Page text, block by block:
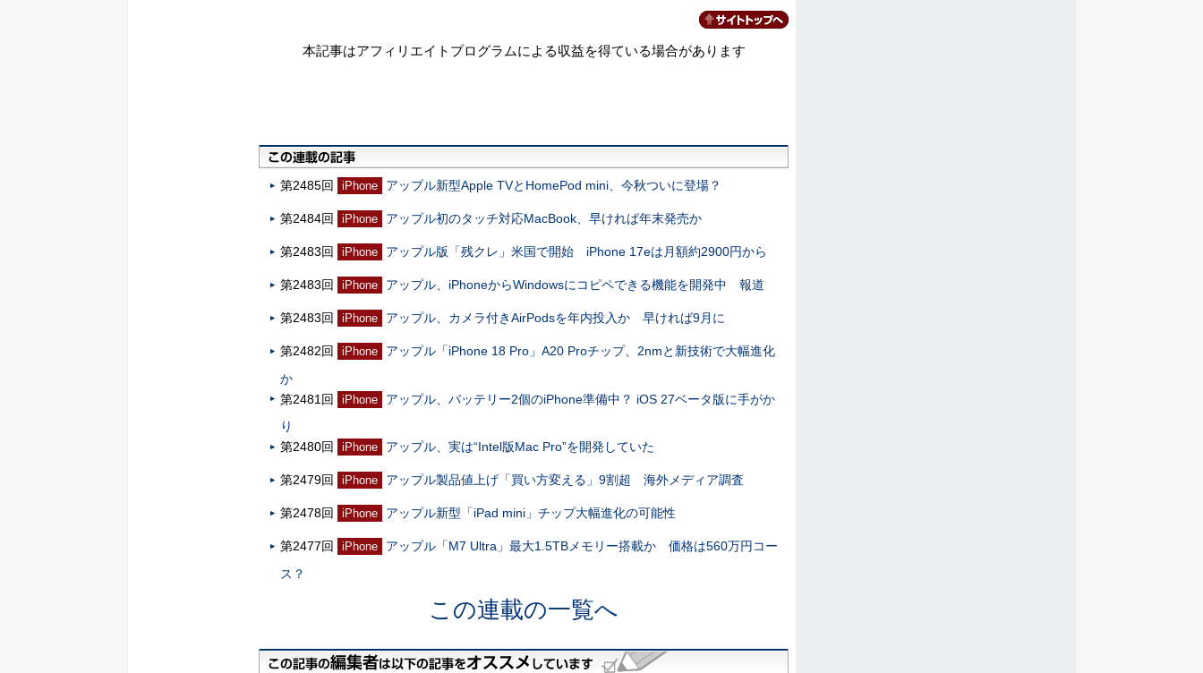
本記事はアフィリエイトプログラムによる収益を得ている場合があります
第2485回 iPhone アップル新型Apple TVとHomePod mini、今秋ついに登場？
第2484回 iPhone アップル初のタッチ対応MacBook、早ければ年末発売か
第2483回 iPhone アップル版「残クレ」米国で開始 iPhone 17eは月額約2900円から
第2483回 iPhone アップル、iPhoneからWindowsにコピペできる機能を開発中 報道
第2483回 iPhone アップル、カメラ付きAirPodsを年内投入か 早ければ9月に
第2482回 iPhone
アップル「iPhone 18 Pro」A20 Proチップ、2nmと新技術で大幅進化
か
第2481回
iPhone
アップル、バッテリー2個のiPhone準備中？ iOS 27ベータ版に手がか
り
第2480回
iPhone アップル、実は“Intel版Mac Pro”を開発していた
第2479回 iPhone アップル製品値上げ「買い方変える」9割超 海外メディア調査
第2478回 iPhone アップル新型「iPad mini」チップ大幅進化の可能性
第2477回 iPhone
アップル「M7 Ultra」最大1.5TBメモリー搭載か 価格は560万円コー
ス？
この連載の一覧へ